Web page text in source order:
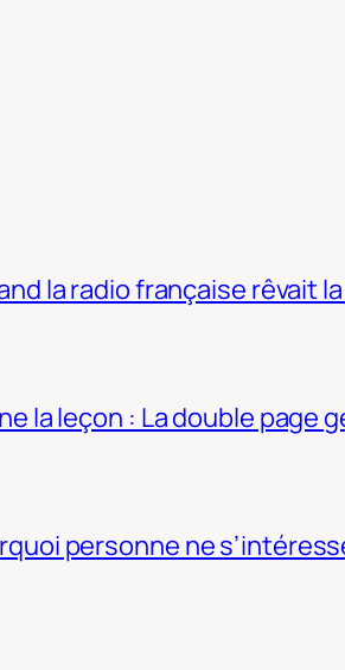
la radio française rêvait
la leçon : La double page
personne ne